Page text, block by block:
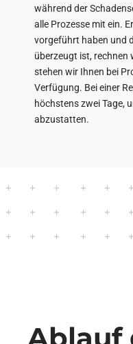
während der
alle Prozesse mit ein.
vorgeführt haben und
überzeugt ist, rechnen
stehen wir Ihnen bei
Verfügung. Bei einer
höchstens zwei Tage,
abzustatten.